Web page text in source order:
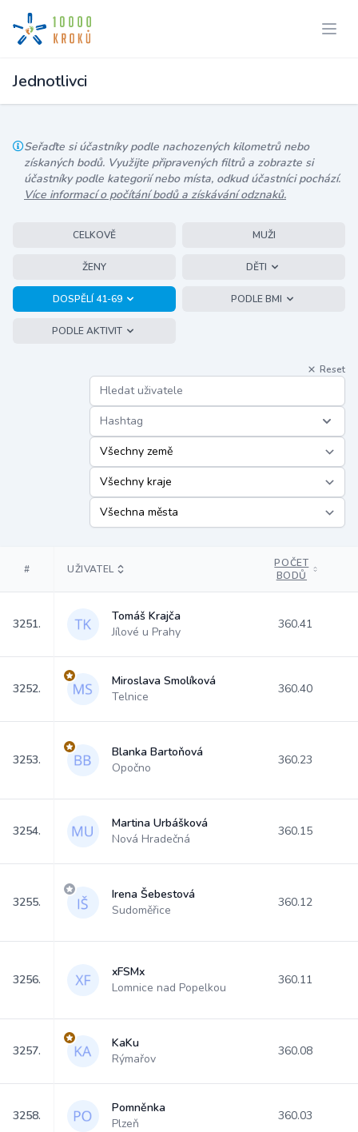
Jednotlivci
Seřaďte si účastníky podle nachozených kilometrů nebo
získaných bodů. Využijte připravených filtrů a zobrazte si
účastníky podle kategorií nebo místa, odkud účastníci pochází.
Více informací o počítání bodů a získávání odznaků.
CELKOVĚ MUŽI
ŽENY DĚTI
DOSPĚLÍ 41-69 PODLE BMI
PODLE AKTIVIT
Reset
Hashtag
# UŽIVATEL
POČET
BODŮ
3251.
Tomáš Krajča
Jílové u Prahy
360.41
3252.
Miroslava Smolíková
Telnice
360.40
3253.
Blanka Bartoňová
Opočno
360.23
3254.
Martina Urbášková
Nová Hradečná
360.15
3255.
Irena Šebestová
Sudoměřice
360.12
3256.
xFSMx
Lomnice nad Popelkou
360.11
3257.
KaKu
Rýmařov
360.08
3258.
Pomněnka
Plzeň
360.03